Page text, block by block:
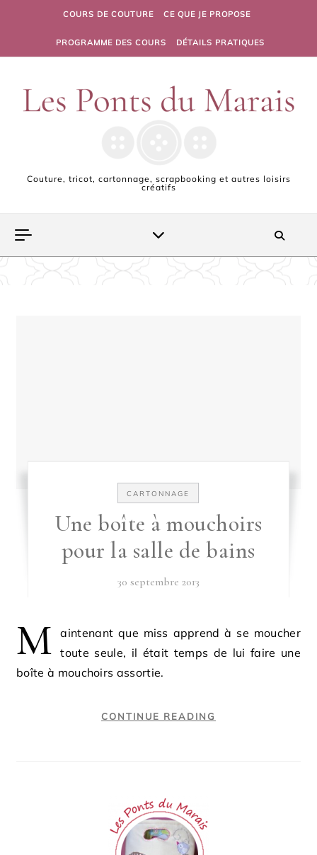
Skip to contentCOURS DE COUTURE CE QUE JE PROPOSE
PROGRAMME DES COURS DÉTAILS PRATIQUES
Couture, tricot, cartonnage, scrapbooking et autres loisirs
créatifs
CARTONNAGE
Une boîte à mouchoirs
pour la salle de bains
30 septembre 2013
M
aintenant que miss apprend à se moucher
toute seule, il était temps de lui faire une
boîte à mouchoirs assortie.
CONTINUE READING